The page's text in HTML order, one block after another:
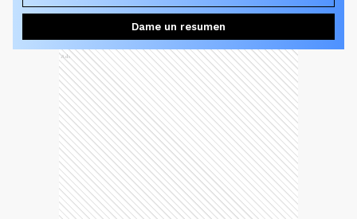
Dame un resumen
Ads